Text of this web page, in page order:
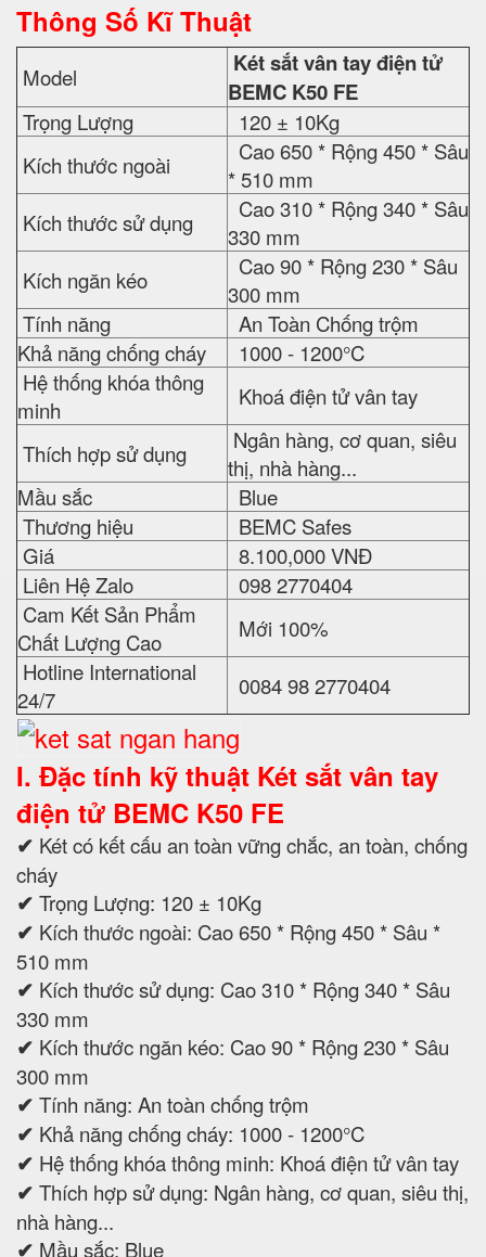
Thông Số Kĩ Thuật
Model
Két sắt vân tay điện tử
BEMC K50 FE
Trọng Lượng
120 ± 10Kg
Kích thước ngoài
Cao 650 * Rộng 450 * Sâu
* 510 mm
Kích thước sử dụng
Cao 310 * Rộng 340 * Sâu
330 mm
Kích ngăn kéo
Cao 90 * Rộng 230 * Sâu
300 mm
Tính năng
An Toàn Chống trộm
Khả năng chống cháy
1000 - 1200°C
Hệ thống khóa thông
minh
Khoá điện tử vân tay
Thích hợp sử dụng
Ngân hàng, cơ quan, siêu
thị, nhà hàng...
Mầu sắc
Blue
Thương hiệu
BEMC Safes
Giá
8.100,000 VNĐ
Liên Hệ Zalo
098 2770404
Cam Kết Sản Phẩm
Chất Lượng Cao
Mới 100%
Hotline International
24/7
0084 98 2770404
I. Đặc tính kỹ thuật Két sắt vân tay
điện tử BEMC K50 FE
✔ Két có kết cấu an toàn vững chắc, an toàn, chống
cháy
✔ Trọng Lượng: 120 ± 10Kg
✔ Kích thước ngoài: Cao 650 * Rộng 450 * Sâu *
510 mm
✔ Kích thước sử dụng: Cao 310 * Rộng 340 * Sâu
330 mm
✔ Kích thước ngăn kéo: Cao 90 * Rộng 230 * Sâu
300 mm
✔ Tính năng: An toàn chống trộm
✔ Khả năng chống cháy: 1000 - 1200°C
✔ Hệ thống khóa thông minh: Khoá điện tử vân tay
✔ Thích hợp sử dụng: Ngân hàng, cơ quan, siêu thị,
nhà hàng...
✔ Mầu sắc: Blue